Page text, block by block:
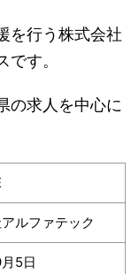
を行う株式会社
す。
の求人を中心に
ルファテック
5日